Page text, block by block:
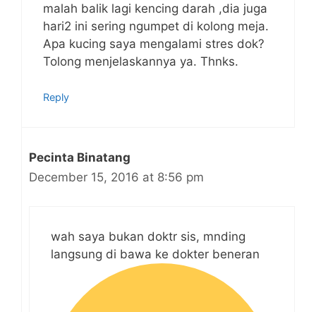
malah balik lagi kencing darah ,dia juga
hari2 ini sering ngumpet di kolong meja.
Apa kucing saya mengalami stres dok?
Tolong menjelaskannya ya. Thnks.
Reply
Pecinta Binatang
December 15, 2016 at 8:56 pm
wah saya bukan doktr sis, mnding
langsung di bawa ke dokter beneran